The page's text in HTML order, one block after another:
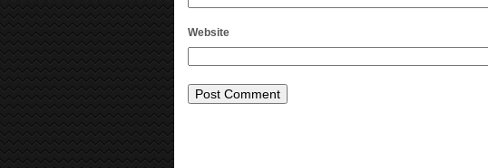
Website